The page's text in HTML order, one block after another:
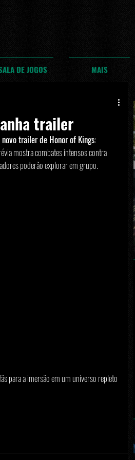
DE JOGOS MAIS
trailer
novo trailer de Honor of Kings:
mostra combates intensos contra
poderão explorar em grupo.
para a imersão em um universo repleto